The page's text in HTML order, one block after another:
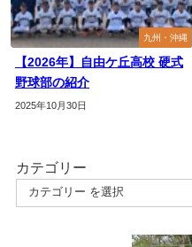
九州・沖縄
【2026年】自由ケ丘高校 硬式
野球部の紹介
2025年10月30日
カテゴリー